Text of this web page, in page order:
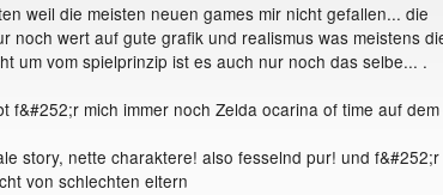
weil die meisten neuen games mir nicht gefallen... die
noch wert auf gute grafik und realismus was meistens
um vom spielprinzip ist es auch nur noch das selbe... .
f&#252;r mich immer noch Zelda ocarina of time auf dem
story, nette charaktere! also fesselnd pur! und f&#252;r
von schlechten eltern